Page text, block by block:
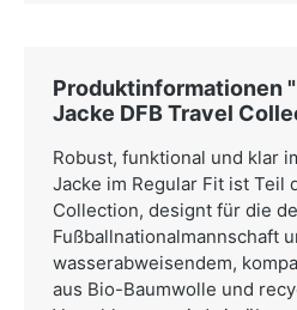
Produktinformationen
Jacke DFB Travel
Robust, funktional und klar
Jacke im Regular Fit ist Teil
Collection, designt für die
Fußballnationalmannschaft
wasserabweisendem,
aus Bio-Baumwolle und